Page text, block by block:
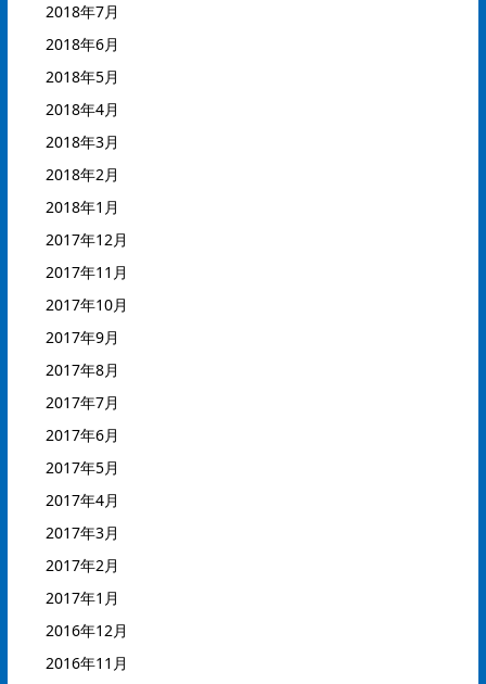
2018年7月
2018年6月
2018年5月
2018年4月
2018年3月
2018年2月
2018年1月
2017年12月
2017年11月
2017年10月
2017年9月
2017年8月
2017年7月
2017年6月
2017年5月
2017年4月
2017年3月
2017年2月
2017年1月
2016年12月
2016年11月